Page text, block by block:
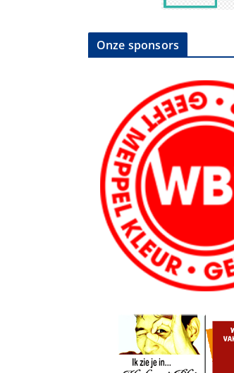
Onze sponsors